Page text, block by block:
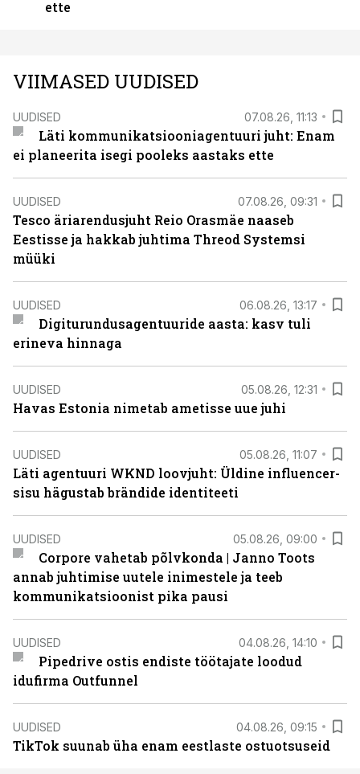
ette
VIIMASED UUDISED
UUDISED 07.08.26, 11:13
Läti kommunikatsiooniagentuuri juht: Enam
ei planeerita isegi pooleks aastaks ette
UUDISED 07.08.26, 09:31
Tesco äriarendusjuht Reio Orasmäe naaseb
Eestisse ja hakkab juhtima Threod Systemsi
müüki
UUDISED 06.08.26, 13:17
Digiturundusagentuuride aasta: kasv tuli
erineva hinnaga
UUDISED 05.08.26, 12:31
Havas Estonia nimetab ametisse uue juhi
UUDISED 05.08.26, 11:07
Läti agentuuri WKND loovjuht: Üldine influencer-
sisu hägustab brändide identiteeti
UUDISED 05.08.26, 09:00
Corpore vahetab põlvkonda | Janno Toots
annab juhtimise uutele inimestele ja teeb
kommunikatsioonist pika pausi
UUDISED 04.08.26, 14:10
Pipedrive ostis endiste töötajate loodud
idufirma Outfunnel
UUDISED 04.08.26, 09:15
TikTok suunab üha enam eestlaste ostuotsuseid